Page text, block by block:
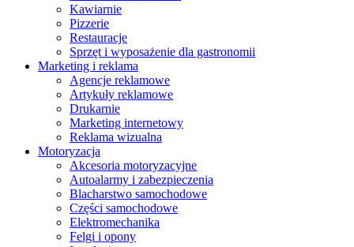
Kawiarnie
Pizzerie
Restauracje
Sprzęt i wyposażenie dla gastronomii
Marketing i reklama
Agencje reklamowe
Artykuły reklamowe
Drukarnie
Marketing internetowy
Reklama wizualna
Motoryzacja
Akcesoria motoryzacyjne
Autoalarmy i zabezpieczenia
Blacharstwo samochodowe
Części samochodowe
Elektromechanika
Felgi i opony